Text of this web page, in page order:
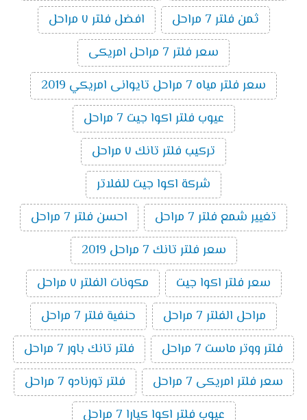
ثمن فلتر 7 مراحل
افضل فلتر ٧ مراحل
سعر فلتر 7 مراحل امريكى
سعر فلتر مياه 7 مراحل تايوانى امريكي 2019
عيوب فلتر اكوا جيت 7 مراحل
تركيب فلتر تانك ٧ مراحل
شركة اكوا جيت للفلاتر
تغيير شمع فلتر 7 مراحل
احسن فلتر 7 مراحل
سعر فلتر تانك 7 مراحل 2019
سعر فلتر اكوا جيت
مكونات الفلتر ٧ مراحل
مراحل الفلتر 7 مراحل
حنفية فلتر 7 مراحل
فلتر ووتر ماست 7 مراحل
فلتر تانك باور 7 مراحل
سعر فلتر امريكى 7 مراحل
فلتر تورنادو 7 مراحل
عيوب فلتر اكوا كيارا 7 مراحل